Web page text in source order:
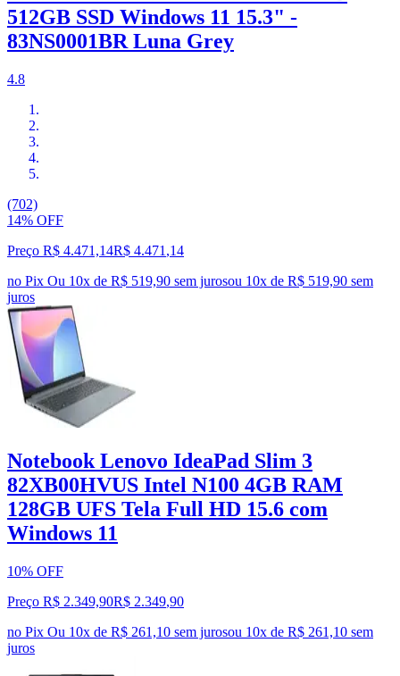
512GB SSD Windows 11 15.3" -
83NS0001BR Luna Grey
4.8
(702)
14% OFF
Preço R$ 4.471,14R$ 4.471 ,14
no Pix Ou 10x de R$ 519,90 sem jurosou 10x de R$ 519,90 sem
juros
Notebook Lenovo IdeaPad Slim 3
82XB00HVUS Intel N100 4GB RAM
128GB UFS Tela Full HD 15.6 com
Windows 11
10% OFF
Preço R$ 2.349,90R$ 2.349,90
no Pix Ou 10x de R$ 261,10 sem jurosou 10x de R$ 261,10 sem
juros